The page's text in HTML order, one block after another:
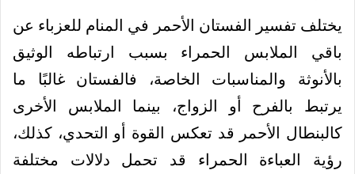
يختلف تفسير الفستان الأحمر في المنام للعزباء عن
باقي الملابس الحمراء بسبب ارتباطه الوثيق
بالأنوثة والمناسبات الخاصة، فالفستان غالبًا ما
يرتبط بالفرح أو الزواج، بينما الملابس الأخرى
كالبنطال الأحمر قد تعكس القوة أو التحدي، كذلك،
رؤية العباءة الحمراء قد تحمل دلالات مختلفة